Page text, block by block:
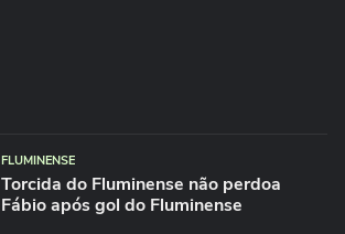
FLUMINENSE
Torcida do Fluminense não perdoa
Fábio após gol do Fluminense